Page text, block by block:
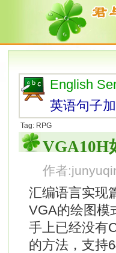
English
英语句子
Tag: RPG
VGA10H
作者
汇编语言实现
VGA的绘图模
手上已经没有
的方法，支持